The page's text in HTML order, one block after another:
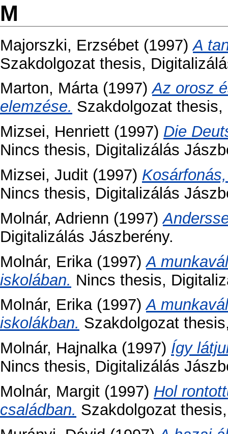
M
Majorszki, Erzsébet (1997)A
Szakdolgozat thesis,
Marton, Márta(1997)Az orosz
elemzése. Szakdolgozat
Mizsei, Henriett (1997) Die
Nincs thesis, Digitalizálás
Mizsei, Judit (1997)
Nincs thesis, Digitalizálás
Molnár, Adrienn (1997)
Digitalizálás Jászberény.
Molnár, Erika(1997)A
iskolában. Nincs thesis,
Molnár, Erika(1997)A
iskolákban. Szakdolgozat
Molnár, Hajnalka(1997) Így
Nincs thesis, Digitalizálás
Molnár, Margit (1997) Hol
családban. Szakdolgozat